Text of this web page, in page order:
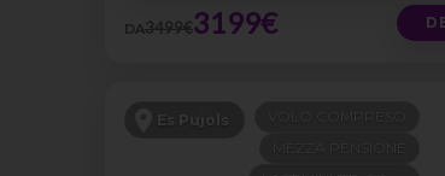
DA3499€3199€
Es Pujols